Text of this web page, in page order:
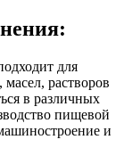
для
растворов
в различных
пищевой
и